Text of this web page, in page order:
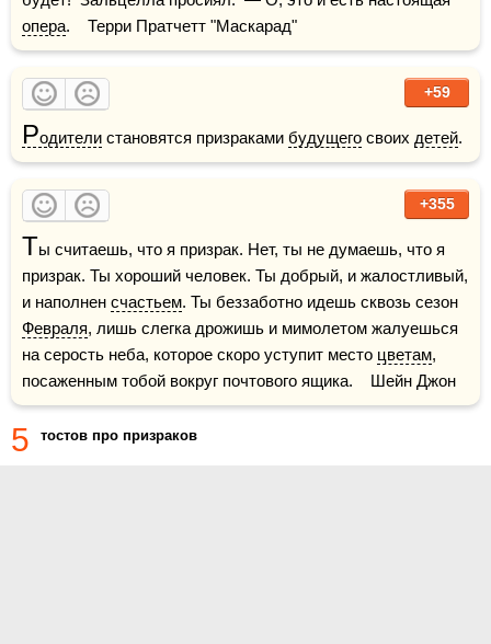
опера.    Терри Пратчетт "Маскарад"
+59
Родители становятся призраками будущего своих детей.
+355
Ты считаешь, что я призрак. Нет, ты не думаешь, что я
призрак. Ты хороший человек. Ты добрый, и жалостливый,
и наполнен счастьем
Февраля, лишь слегка дрожишь и мимолетом жалуешься
на серость неба, которое скоро уступит место цветам,
посаженным тобой вокруг почтового ящика.    Шейн Джон
5 тостов про призраков